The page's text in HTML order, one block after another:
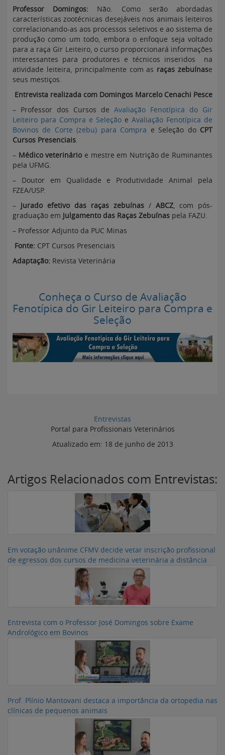
Professor Domingos:
Não. Como serão abordadas
características zootécnicas desejáveis nos animais leiteiros
correlacionando-as aos processos seletivos e ao sistema de
produção como um todo, embora o enfoque seja voltado
para a raça Gir Leiteiro, o curso proporcionará informações
interessantes para produtores e técnicos inseridos na
atividade leiteira, principalmente com as raças zebuínase
seus mestiços.
Entrevista realizada com Domingos Marcelo Cenachi Pesce
– Professor dos Cursos de Avaliação Fenotípica do Gir
Leiteiro para Compra e Seleção e Avaliação Fenotípica de
Bovinos de Corte (zebu) para Compra e Seleção do CPT
Cursos Presenciais.
– Médico veterinário e mestre em Nutrição de Ruminantes
pela UFMG.
– Doutor em Qualidade e Produtividade Animal pela
FZEA/USP.
– Jurado efetivo das raças zebuínas / ABCZ, com pós-
graduação em Julgamento das Raças Zebuínas pela FAZU.
– Professor Adjunto da PUC Minas
Fonte: CPT Cursos Presenciais
Adaptação: Revista Veterinária
Conheça o Curso de Avaliação
Fenotípica do Gir Leiteiro para Compra e
Seleção
Entrevistas
Portal para Profissionais Veterinários
Atualizado em: 18 de junho de 2013
Artigos Relacionados com Entrevistas:
Em votação unânime CFMV decide vetar inscrição profissional
de egressos dos cursos de medicina veterinária a distância
Entrevista com o Professor José Domingos sobre Exame
Andrológico em Bovinos
Prof. Plínio Mantovani destaca a importância da ortopedia nas
clínicas de pequenos animais